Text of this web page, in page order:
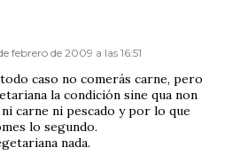
febrero de 2009 a las 16:51
caso no comerás carne, pero
la condición sine qua non
carne ni pescado y por lo que
lo segundo.
nada.